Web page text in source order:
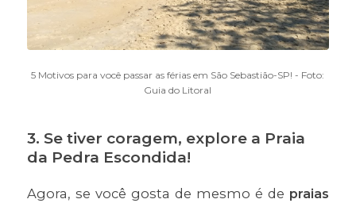
5 Motivos para você passar as férias em São Sebastião-SP! - Foto:
Guia do Litoral
3. Se tiver coragem, explore a Praia
da Pedra Escondida!
Agora, se você gosta de mesmo é de praias